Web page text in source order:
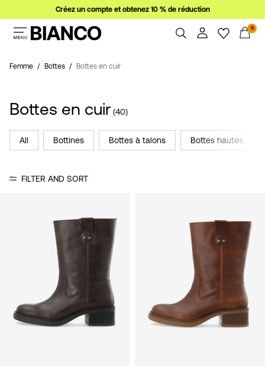
Créez un compte et obtenez 10 % de réduction
Support
Sign Out
0
Femme
Homme
Promos
Sign
Any
Femme Bottes Bottes en cuir
Bottes en cuir (40)
All Bottines Bottes à talons Bottes hautes
FILTER AND SORT